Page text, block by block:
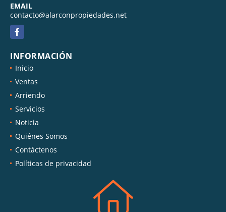
EMAIL
contacto@alarconpropiedades.net
Facebook
INFORMACIÓN
Inicio
Ventas
Arriendo
Servicios
Noticia
Quiénes Somos
Contáctenos
Políticas de privacidad